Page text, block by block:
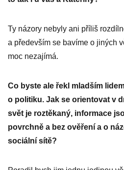
Ty názory nebyly ani příliš
a především se bavíme o jiných
moc nezajímá.
Co byste ale řekl mladším
o politiku. Jak se orientovat v
svět je roztěkaný, informace
povrchně a bez ověření a o
sociální sítě?